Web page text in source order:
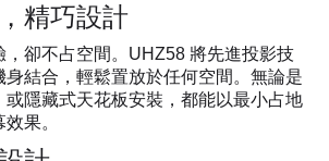
精巧設計
，卻不占空間。UHZ58 將先進投影技
身結合，輕鬆置放於任何空間。無論是
或隱藏式天花板安裝，都能以最小占地
果。